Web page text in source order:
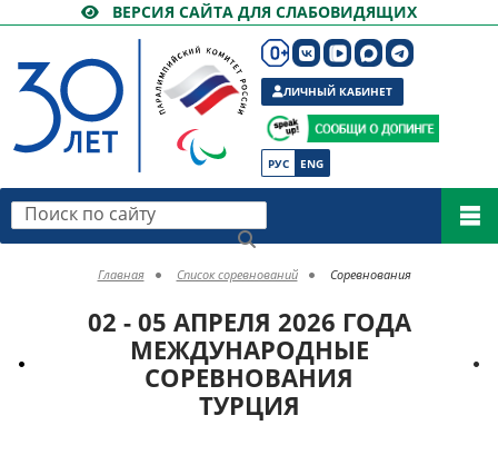
ВЕРСИЯ САЙТА ДЛЯ СЛАБОВИДЯЩИХ
РУС ENG
ЛИЧНЫЙ КАБИНЕТ
Поиск по сайту
Главная Список соревнований Соревнования
02 - 05 АПРЕЛЯ 2026 ГОДА
МЕЖДУНАРОДНЫЕ
СОРЕВНОВАНИЯ
ТУРЦИЯ